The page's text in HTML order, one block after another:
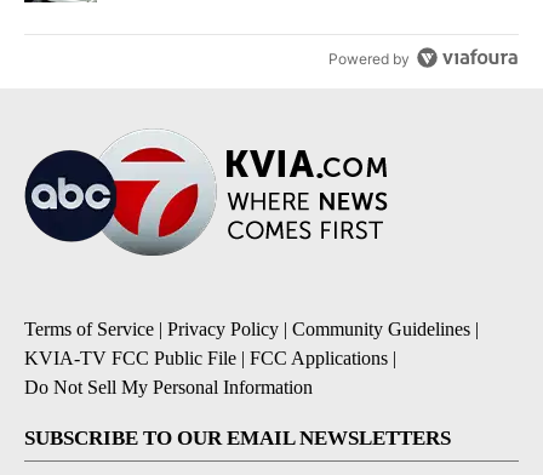
Powered by
Terms of Service | Privacy Policy | Community Guidelines |
KVIA-TV FCC Public File | FCC Applications |
Do Not Sell My Personal Information
SUBSCRIBE TO OUR EMAIL NEWSLETTERS